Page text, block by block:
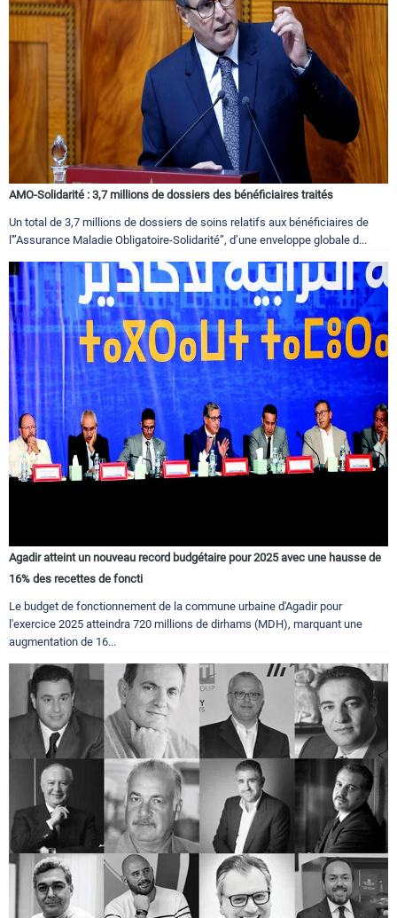
AMO-Solidarité : 3,7 millions de dossiers des bénéficiaires traités
Un total de 3,7 millions de dossiers de soins relatifs aux bénéficiaires de
l'”Assurance Maladie Obligatoire-Solidarité”, d’une enveloppe globale d...
Agadir atteint un nouveau record budgétaire pour 2025 avec une hausse de
16% des recettes de foncti
Le budget de fonctionnement de la commune urbaine d'Agadir pour
l'exercice 2025 atteindra 720 millions de dirhams (MDH), marquant une
augmentation de 16...